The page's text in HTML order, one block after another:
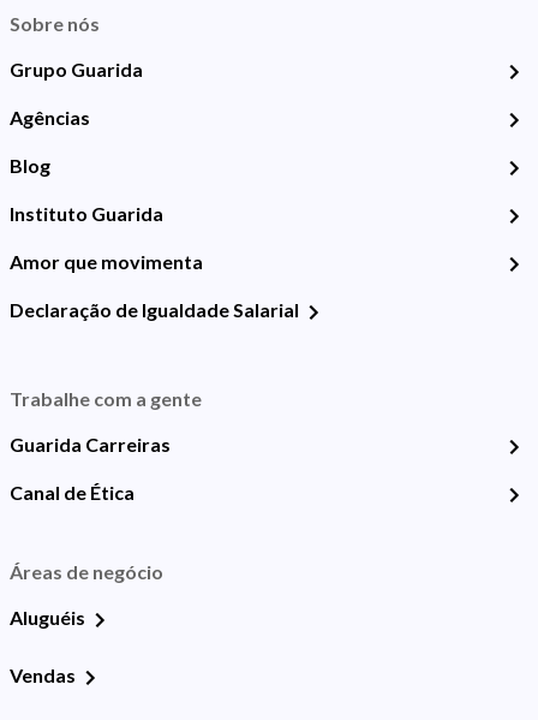
Sobre nós
Grupo Guarida
Agências
Blog
Instituto Guarida
Amor que movimenta
Declaração de Igualdade Salarial
Trabalhe com a gente
Guarida Carreiras
Canal de Ética
Áreas de negócio
Aluguéis
Vendas